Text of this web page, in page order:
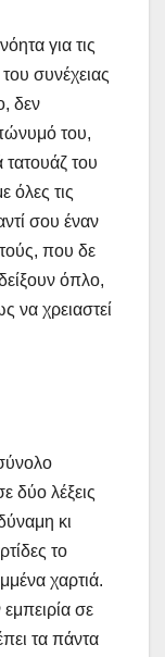
για τις
συνέχειας
δεν
του,
τατουάζ του
όλες τις
σου έναν
που δε
όπλο,
να χρειαστεί
δύο λέξεις
κι
το
χαρτιά.
σε
τα πάντα